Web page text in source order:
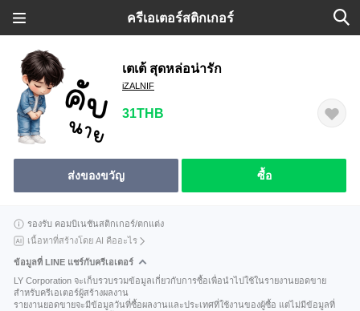
ครีเอเตอร์สติกเกอร์
เตเต้ สุดหล่อน่ารัก
iZALNIF
31THB
ส่งของขวัญ ซื้อ
รองรับ คอมบิเนชันสติกเกอร์/ตกแต่ง
เนื้อหาที่สร้างโดย AI คืออะไร
ข้อมูลที่ LINE แชร์กับครีเอเตอร์
LY Corporation จะเก็บรวบรวมข้อมูลเกี่ยวกับการซื้อเพื่อนำไปใช้ในรายงานยอดขาย
สำหรับครีเอเตอร์ผู้สร้างผลงาน
รายงานยอดขายจะมีข้อมูลวันที่ซื้อผลงานและประเทศที่ใช้งานของผู้ซื้อ แต่ไม่มีข้อมูลที่